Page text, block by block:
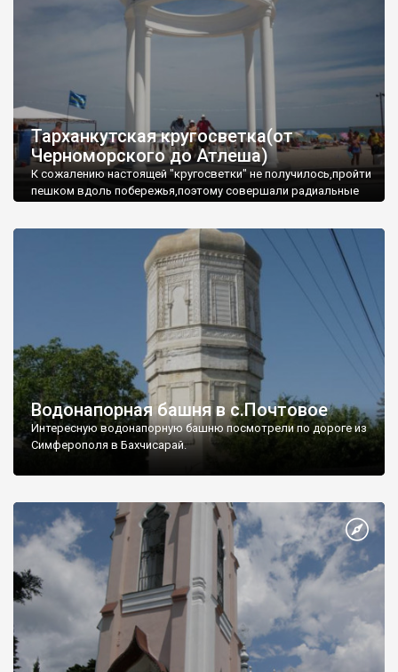
Тарханкутская кругосветка(от
Черноморского до Атлеша)
К сожалению настоящей "кругосветки" не получилось,пройти
пешком вдоль побережья,поэтому совершали радиальные
Водонапорная башня в с.Почтовое
Интересную водонапорную башню посмотрели по дороге из
Симферополя в Бахчисарай.